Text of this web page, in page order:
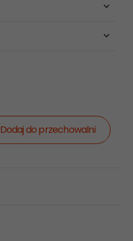
Dodaj do przechowalni